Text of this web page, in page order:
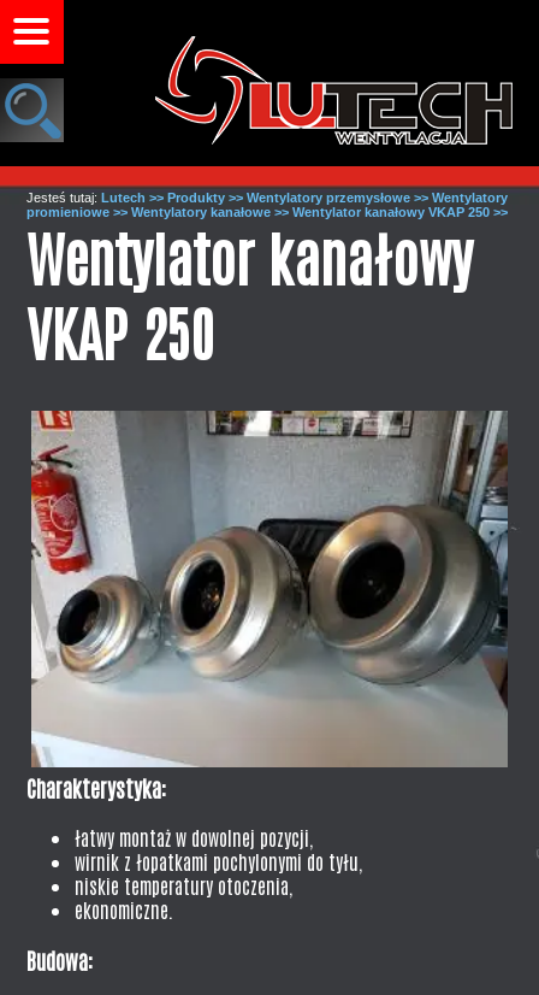
Jesteś tutaj:Lutech >> Produkty >> Wentylatory przemysłowe >> Wentylatory
promieniowe >> Wentylatory kanałowe >> Wentylator kanałowy VKAP 250 >>
Wentylator kanałowy
VKAP 250
Charakterystyka:
łatwy montaż w dowolnej pozycji,
wirnik z łopatkami pochylonymi do tyłu,
niskie temperatury otoczenia,
ekonomiczne.
Budowa: